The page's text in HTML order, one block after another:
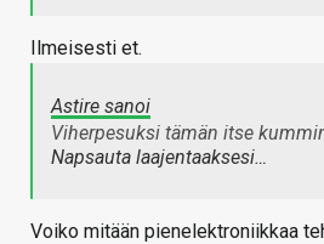
Ilmeisesti et.
Astire sanoi
Viherpesuksi tämän itse
Napsauta laajentaaksesi…
Voiko mitään pienelektroniikkaa